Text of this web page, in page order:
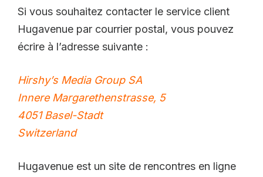
Si vous souhaitez contacter le service client
Hugavenue par courrier postal, vous pouvez
écrire à l’adresse suivante :
Hirshy’s Media Group SA
Innere Margarethenstrasse, 5
4051 Basel-Stadt
Switzerland
Hugavenue est un site de rencontres en ligne